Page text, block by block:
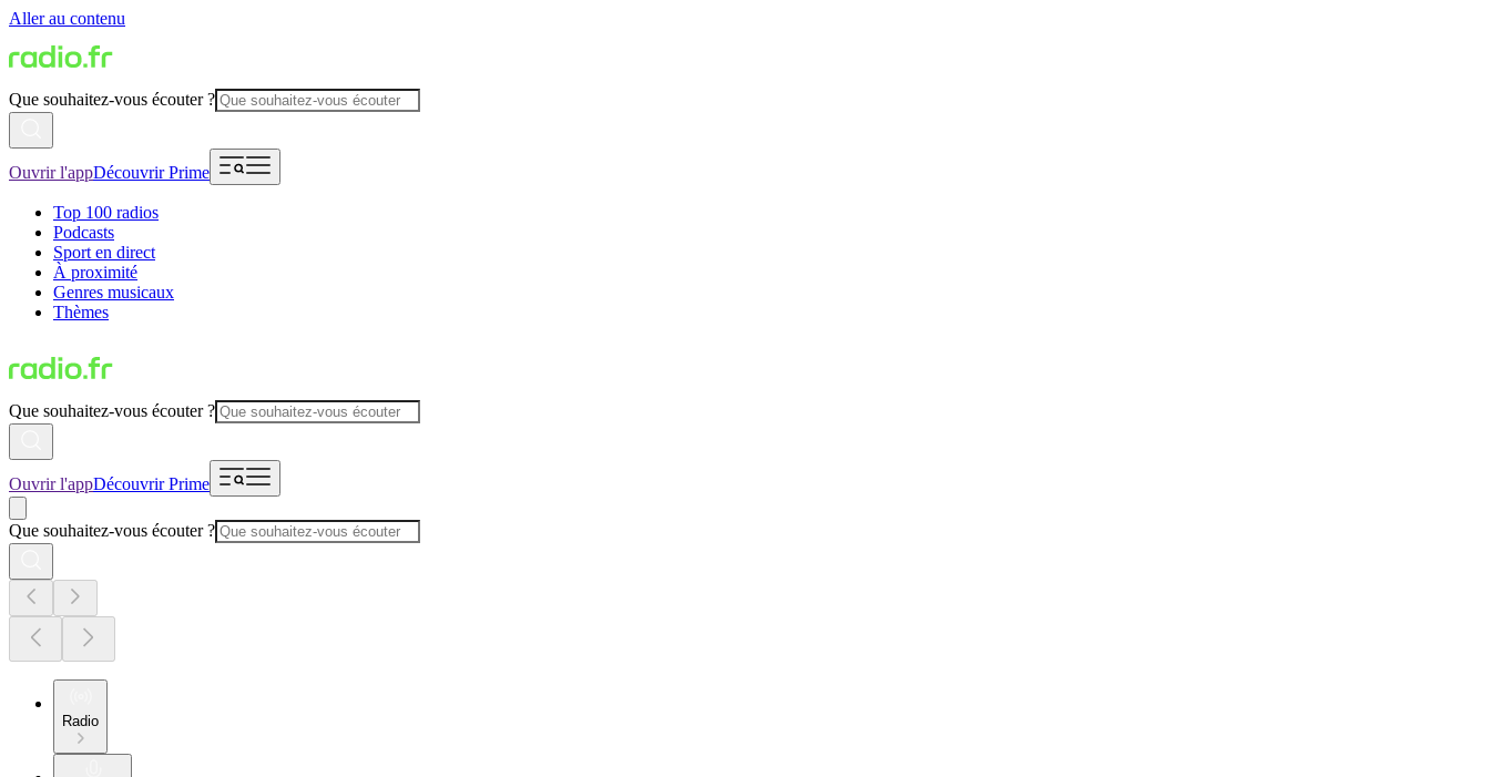
Aller au contenu
Que souhaitez-vous écouter ?
Ouvrir l'appDécouvrir Prime
Top 100 radios
Podcasts
Sport en direct
À proximité
Genres musicaux
Thèmes
Que souhaitez-vous écouter ?
Ouvrir l'appDécouvrir Prime
Que souhaitez-vous écouter ?
Radio